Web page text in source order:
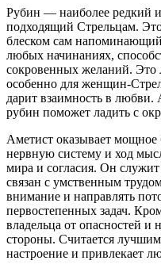
Рубин — наиболее редкий
подходящий Стрельцам.
блеском сам
любых начинаниях,
сокровенных желаний.
особенно для женщин-
дарит взаимность в
рубин поможет ладить с
Аметист оказывает мощное
нервную систему и ход
мира и согласия. Он
связан с умственным
внимание и направлять
первостепенных задач.
владельца от опасностей и
стороны. Считается
настроение и привлекает